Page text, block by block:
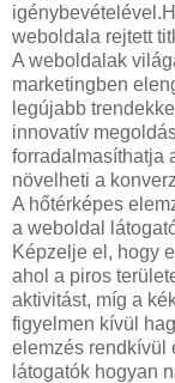
weboldala rejtett
A weboldalak
marketingben
legújabb
innovatív
forradalmasíthatja
növelheti a
A hőtérképes
a weboldal
Képzelje el, hogy
ahol a piros
aktivitást, míg a
figyelmen kívül
elemzés rendkívül
látogatók hogyan